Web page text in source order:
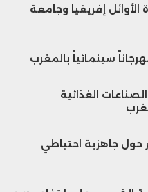
الأوائل إفريقيا وجامعة
الغذائية
جاهزية احتياطي